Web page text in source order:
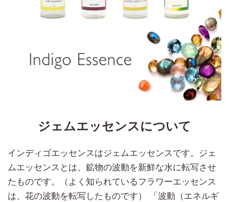
ジェムエッセンスについて
インディゴエッセンスはジェムエッセンスです。ジェ
ムエッセンスとは、鉱物の波動を新鮮な水に転写させ
たものです。（よく知られているフラワーエッセンス
は、花の波動を転写したものです） 「波動（エネルギ